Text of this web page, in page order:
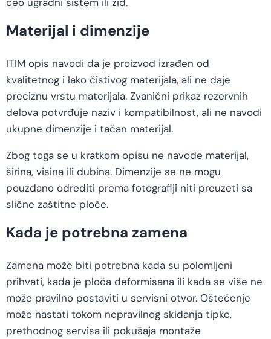
Materijal i dimenzije
ITIM opis navodi da je proizvod izrađen od
kvalitetnog i lako čistivog materijala, ali ne daje
preciznu vrstu materijala. Zvanični prikaz rezervnih
delova potvrđuje naziv i kompatibilnost, ali ne navodi
ukupne dimenzije i tačan materijal.
Zbog toga se u kratkom opisu ne navode materijal,
širina, visina ili dubina. Dimenzije se ne mogu
pouzdano odrediti prema fotografiji niti preuzeti sa
slične zaštitne ploče.
Kada je potrebna zamena
Zamena može biti potrebna kada su polomljeni
prihvati, kada je ploča deformisana ili kada se više ne
može pravilno postaviti u servisni otvor. Oštećenje
može nastati tokom nepravilnog skidanja tipke,
prethodnog servisa ili pokušaja montaže